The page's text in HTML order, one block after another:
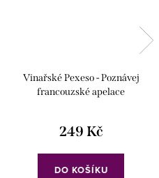
Vinařské Pexeso - Poznávej
francouzské apelace
249 Kč
DO KOŠÍKU